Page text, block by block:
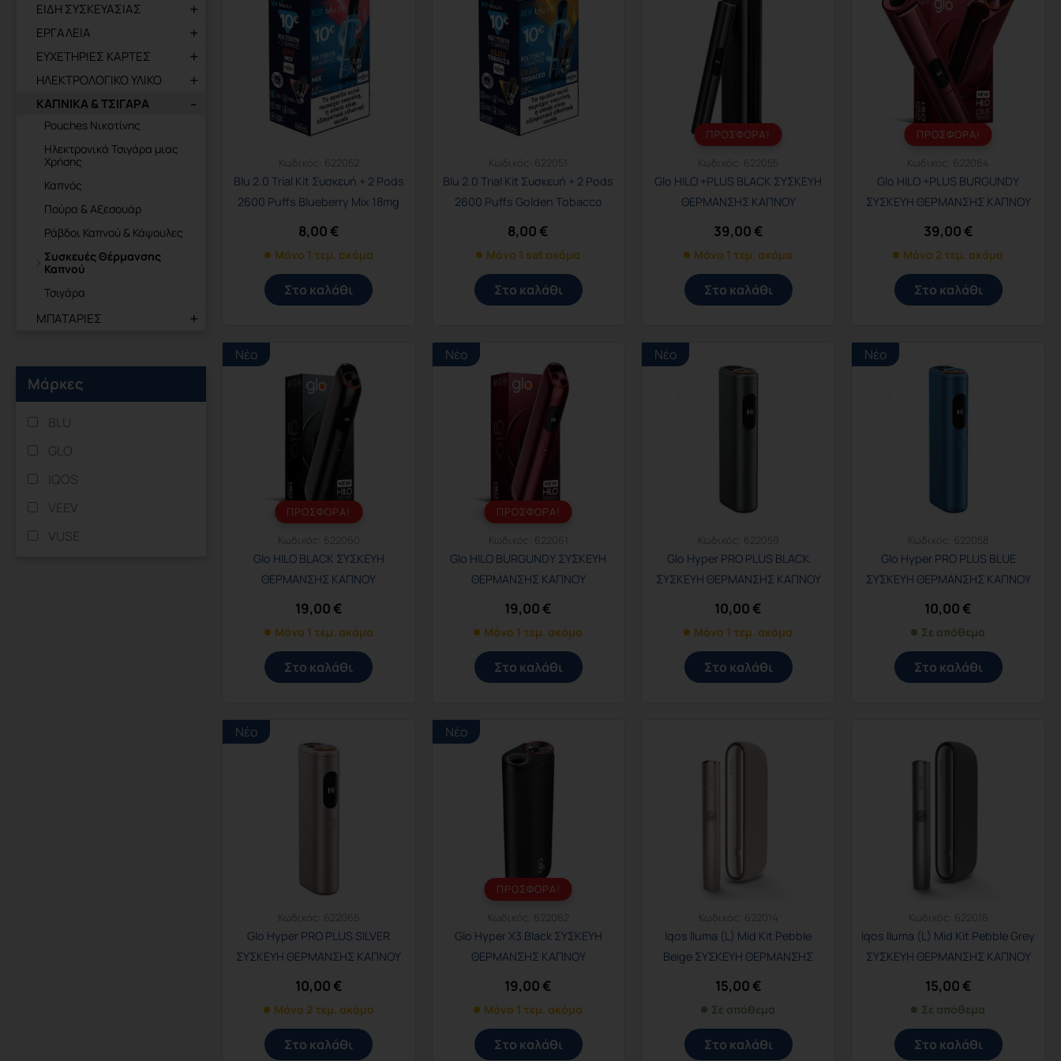
ΕΙΔΗ ΣΥΣΚΕΥΑΣΙΑΣ
ΕΡΓΑΛΕΙΑ
ΕΥΧΕΤΗΡΙΕΣ ΚΑΡΤΕΣ
ΗΛΕΚΤΡΟΛΟΓΙΚΟ ΥΛΙΚΟ
ΚΑΠΝΙΚΑ & ΤΣΙΓΑΡΑ
Pouches Νικοτίνης
Ηλεκτρονικά Τσιγάρα μιας
Χρήσης
Καπνός
Πούρα & Αξεσουάρ
Ράβδοι Καπνού & Κάψουλες
Συσκευές Θέρμανσης
Καπνού
Τσιγάρα
ΜΠΑΤΑΡΙΕΣ
Μάρκες
BLU
GLO
IQOS
VEEV
VUSE
Κωδικός: 622052
Blu 2.0 Trial Kit Συσκευή + 2 Pods
2600 Puffs Blueberry Mix 18mg
8,00€
Μόνο 1 τεμ. ακόμα
Στο καλάθι
Κωδικός: 622051
Blu 2.0 Trial Kit Συσκευή + 2 Pods
2600 Puffs Golden Tobacco
8,00€
Μόνο 1 set ακόμα
Στο καλάθι
ΠΡΟΣΦΟΡΑ!
Κωδικός: 622055
Glo HILO +PLUS BLACK ΣΥΣΚΕΥΗ
ΘΕΡΜΑΝΣΗΣ ΚΑΠΝΟΥ
39,00€
Μόνο 1 τεμ. ακόμα
Στο καλάθι
ΠΡΟΣΦΟΡΑ!
Κωδικός: 622064
Glo HILO +PLUS BURGUNDY
ΣΥΣΚΕΥΗ ΘΕΡΜΑΝΣΗΣ ΚΑΠΝΟΥ
39,00€
Μόνο 2 τεμ. ακόμα
Στο καλάθι
Νέο
ΠΡΟΣΦΟΡΑ!
Κωδικός: 622060
Glo HILO BLACK ΣΥΣΚΕΥΗ
ΘΕΡΜΑΝΣΗΣ ΚΑΠΝΟΥ
19,00€
Μόνο 1 τεμ. ακόμα
Στο καλάθι
Νέο
ΠΡΟΣΦΟΡΑ!
Κωδικός: 622061
Glo HILO BURGUNDY ΣΥΣΚΕΥΗ
ΘΕΡΜΑΝΣΗΣ ΚΑΠΝΟΥ
19,00€
Μόνο 1 τεμ. ακόμα
Στο καλάθι
Νέο
Κωδικός: 622059
Glo Hyper PRO PLUS BLACK
ΣΥΣΚΕΥΗ ΘΕΡΜΑΝΣΗΣ ΚΑΠΝΟΥ
10,00€
Μόνο 1 τεμ. ακόμα
Στο καλάθι
Νέο
Κωδικός: 622058
Glo Hyper PRO PLUS BLUE
ΣΥΣΚΕΥΗ ΘΕΡΜΑΝΣΗΣ ΚΑΠΝΟΥ
10,00€
Σε απόθεμα
Στο καλάθι
Νέο
Κωδικός: 622065
Glo Hyper PRO PLUS SILVER
ΣΥΣΚΕΥΗ ΘΕΡΜΑΝΣΗΣ ΚΑΠΝΟΥ
10,00€
Μόνο 2 τεμ. ακόμα
Στο καλάθι
Νέο
ΠΡΟΣΦΟΡΑ!
Κωδικός: 622062
Glo Hyper X3 Black ΣΥΣΚΕΥΗ
ΘΕΡΜΑΝΣΗΣ ΚΑΠΝΟΥ
19,00€
Μόνο 1 τεμ. ακόμα
Στο καλάθι
Κωδικός: 622014
Iqos Iluma (L) Mid Kit Pebble
Beige ΣΥΣΚΕΥΗ ΘΕΡΜΑΝΣΗΣ
15,00€
Σε απόθεμα
Στο καλάθι
Κωδικός: 622016
Iqos Iluma (L) Mid Kit Pebble Grey
ΣΥΣΚΕΥΗ ΘΕΡΜΑΝΣΗΣ ΚΑΠΝΟΥ
15,00€
Σε απόθεμα
Στο καλάθι